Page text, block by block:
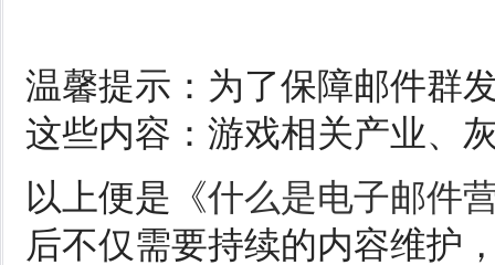
温馨提示：为了保障邮件群
这些内容：游戏相关产业、
以上便是《什么是电子邮件
后不仅需要持续的内容维护